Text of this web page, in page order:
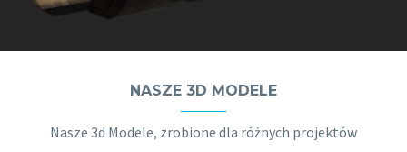
NASZE 3D MODELE
Nasze 3d Modele, zrobione dla różnych projektów